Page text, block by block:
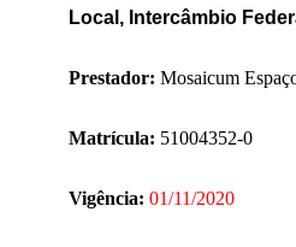
Local, Intercâmbio
Prestador: Mosaicum
Matrícula: 51004352-0
Vigência: 01/11/2020